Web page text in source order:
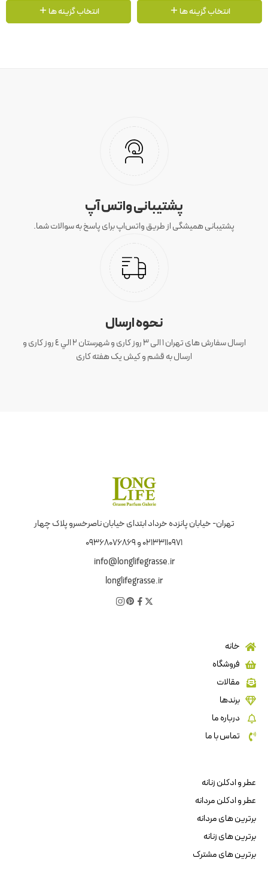
انتخاب گزینه ها انتخاب گزینه ها
پشتیبانی واتس آپ
پشتیبانی همیشگی از طریق واتس‌اپ برای پاسخ به سوالات شما.
نحوه ارسال
ارسال سفارش های تهران 1 الی 3 روز کاری و شهرستان ٢ الي ٤ روز کاری و
ارسال به قشم و کیش یک هفته کاری
تهران- خیابان پانزده خرداد ابتدای خیابان ناصرخسرو پلاک چهار
02133110971 و 09368076869
info@longlifegrasse.ir
longlifegrasse.ir
خانه
فروشگاه
مقالات
برندها
درباره ما
تماس با ما
عطر و ادکلن زنانه
عطر و ادکلن مردانه
برترین های مردانه
برترین های زنانه
برترین های مشترک